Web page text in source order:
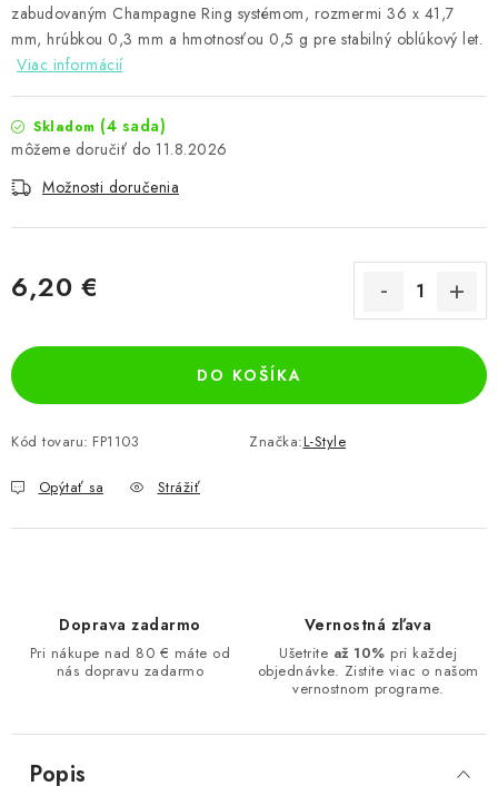
NOVINKY
Kontakty Hodnotenie obchodu
zabudovaným Champagne Ring systémom, rozmermi 36 x 41,7
mm, hrúbkou 0,3 mm a hmotnosťou 0,5 g pre stabilný oblúkový let.
Viac informácií
Skladom (4 sada)
11.8.2026
Možnosti doručenia
6,20 €
DO KOŠÍKA
Kód tovaru: FP1103 Značka:L-Style
Opýtať sa Strážiť
Doprava zadarmo
Pri nákupe nad 80 € máte od
nás dopravu zadarmo
Vernostná zľava
Ušetrite až 10% pri každej
objednávke. Zistite viac o našom
vernostnom programe.
Popis